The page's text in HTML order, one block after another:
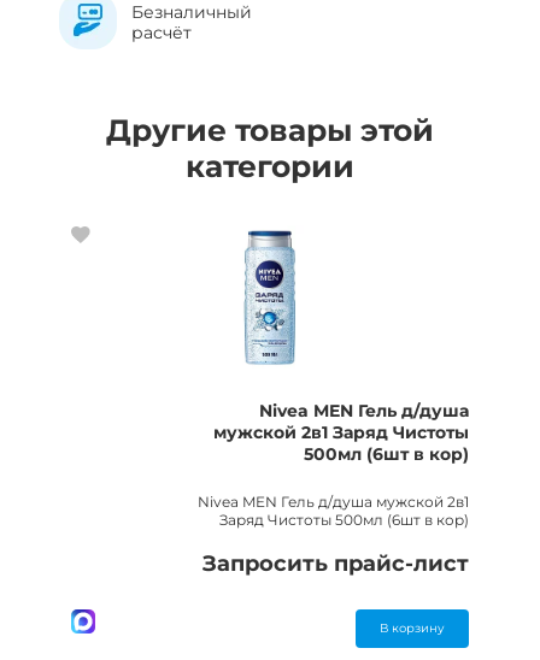
Безналичный
расчёт
Другие товары этой
категории
Nivea MEN Гель д/душа
мужской 2в1 Заряд Чистоты
500мл (6шт в кор)
Nivea MEN Гель д/душа мужской 2в1
Заряд Чистоты 500мл (6шт в кор)
Запросить прайс-лист
В корзину